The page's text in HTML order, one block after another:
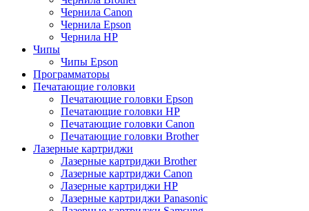
Чернила Canon
Чернила Epson
Чернила HP
Чипы
Чипы Epson
Программаторы
Печатающие головки
Печатающие головки Epson
Печатающие головки HP
Печатающие головки Canon
Печатающие головки Brother
Лазерные картриджи
Лазерные картриджи Brother
Лазерные картриджи Canon
Лазерные картриджи HP
Лазерные картриджи Panasonic